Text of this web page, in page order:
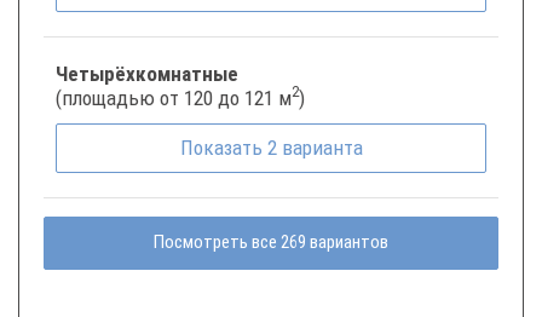
Четырёхкомнатные
(площадью от 120 до 121 м2)
Показать 2 варианта
Посмотреть все 269 вариантов